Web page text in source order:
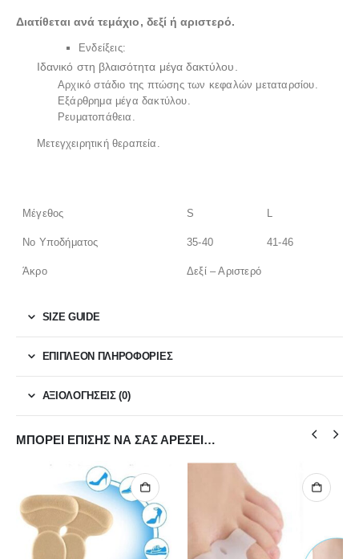
Διατίθεται ανά τεμάχιο, δεξί ή αριστερό.
Ενδείξεις:
Ιδανικό στη βλαισότητα μέγα δακτύλου.
Αρχικό στάδιο της πτώσης των κεφαλών μεταταρσίου.
Εξάρθρημα μέγα δακτύλου.
Ρευματοπάθεια.
Μετεγχειρητική θεραπεία.
Μέγεθος S L
Νο Υποδήματος 35-40 41-46
Άκρο Δεξί – Αριστερό
SIZE GUIDE
ΕΠΙΠΛΈΟΝ ΠΛΗΡΟΦΟΡΊΕΣ
ΑΞΙΟΛΟΓΉΣΕΙΣ (0)
ΜΠΟΡΕΊ ΕΠΊΣΗΣ ΝΑ ΣΑΣ ΑΡΈΣΕΙ…